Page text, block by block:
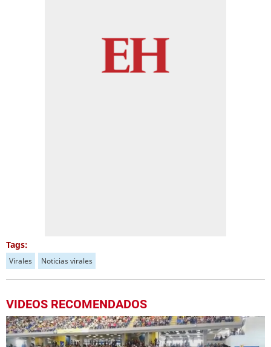
Tags:
Virales Noticias virales
VIDEOS RECOMENDADOS